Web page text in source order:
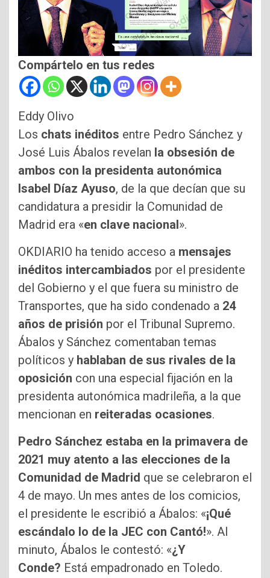
Compártelo en tus redes
Eddy Olivo
Los chats inéditos entre Pedro Sánchez y
José Luis Ábalos revelan la obsesión de
ambos con la presidenta autonómica
Isabel Díaz Ayuso, de la que decían que su
candidatura a presidir la Comunidad de
Madrid era «en clave nacional».
OKDIARIO ha tenido acceso a mensajes
inéditos intercambiados por el presidente
del Gobierno y el que fuera su ministro de
Transportes, que ha sido condenado a 24
años de prisión por el Tribunal Supremo.
Ábalos y Sánchez comentaban temas
políticos y hablaban de sus rivales de la
oposición con una especial fijación en la
presidenta autonómica madrileña, a la que
mencionan en reiteradas ocasiones.
Pedro Sánchez estaba en la primavera de
2021 muy atento a las elecciones de la
Comunidad de Madrid que se celebraron el
4 de mayo. Un mes antes de los comicios,
el presidente le escribió a Ábalos: «¡Qué
escándalo lo de la JEC con Cantó!». Al
minuto, Ábalos le contestó: «¿Y
Conde? Está empadronado en Toledo.